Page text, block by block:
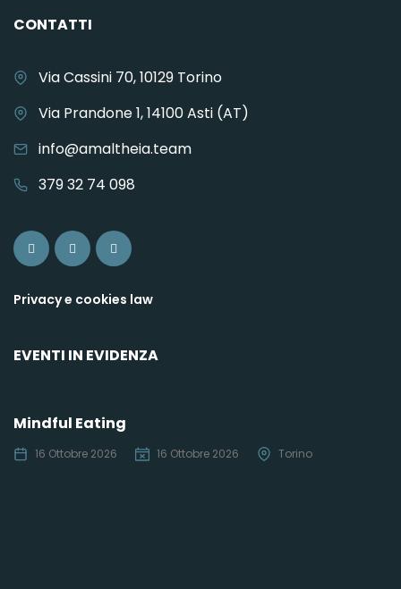
CONTATTI
Via Cassini 70, 10129 Torino
Via Prandone 1, 14100 Asti (AT)
info@amaltheia.team
379 32 74 098
Privacy e cookies law
EVENTI IN EVIDENZA
Mindful Eating
16 Ottobre 2026 16 Ottobre 2026 Torino